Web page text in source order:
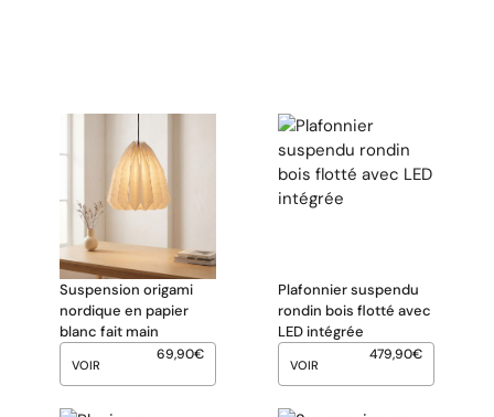
Suspension origami
nordique en papier
blanc fait main
VOIR
69,90€
Plafonnier suspendu
rondin bois flotté avec
LED intégrée
VOIR
479,90€